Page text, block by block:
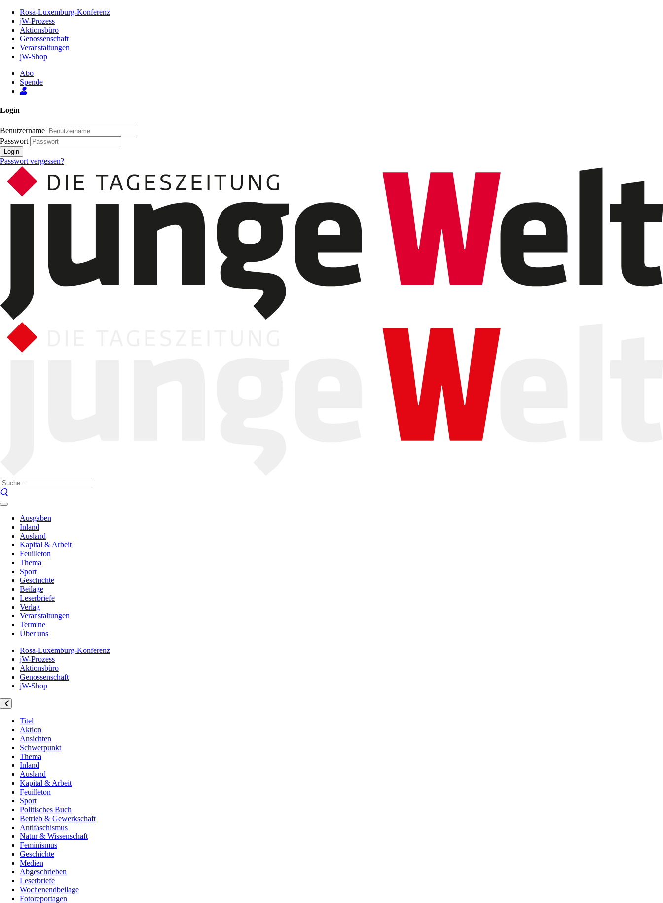
Inhalt
Seite
Rosa-Luxemburg-Konferenz
jW-Prozess
Aktionsbüro
Genossenschaft
Veranstaltungen
jW-Shop
Abo
Spende
Login
Benutzername
Passwort
Login
Passwort vergessen?
Ausgaben
Inland
Ausland
Kapital & Arbeit
Feuilleton
Thema
Sport
Geschichte
Beilage
Leserbriefe
Verlag
Veranstaltungen
Termine
Über uns
Rosa-Luxemburg-Konferenz
jW-Prozess
Aktionsbüro
Genossenschaft
jW-Shop
Titel
Aktion
Ansichten
Schwerpunkt
Thema
Inland
Ausland
Kapital & Arbeit
Feuilleton
Sport
Politisches Buch
Betrieb & Gewerkschaft
Antifaschismus
Natur & Wissenschaft
Feminismus
Geschichte
Medien
Abgeschrieben
Leserbriefe
Wochenendbeilage
Fotoreportagen